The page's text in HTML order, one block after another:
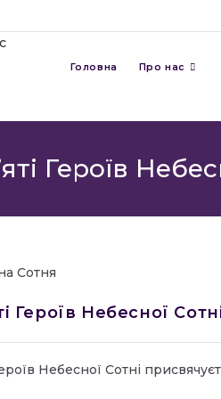
Головна Про нас
Героїв
Героїв Небесної
Небесної Сотні